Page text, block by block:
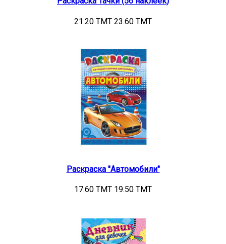
21.20 TMT 23.60 TMT
Раскраска "Автомобили"
17.60 TMT 19.50 TMT